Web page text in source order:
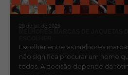
29 de jul. de 2026
Escolher entre as melhores
não significa procurar um nome
todos. A decisão depende da